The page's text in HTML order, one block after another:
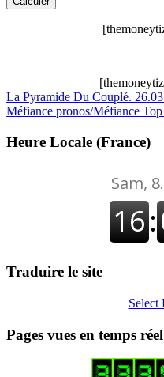
Navigation
de
l’article
La Pyramide Du Couplé.
Méfiance pronos/Méfiance
Heure Locale (France)
Traduire le site
Select
Pages vues en temps réel